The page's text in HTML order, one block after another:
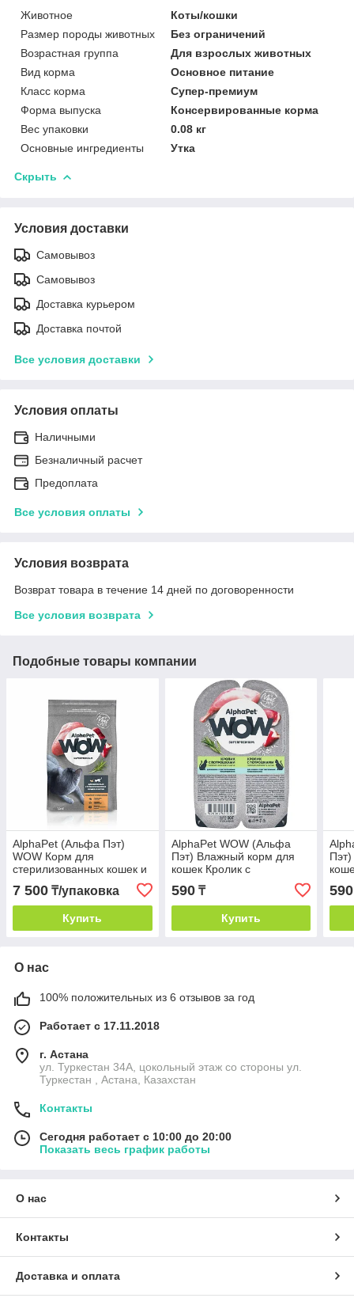
Животное
Коты/кошки
Размер породы животных
Без ограничений
Возрастная группа
Для взрослых животных
Вид корма
Основное питание
Класс корма
Супер-премиум
Форма выпуска
Консервированные корма
Вес упаковки
0.08 кг
Основные ингредиенты
Утка
Скрыть
Условия доставки
Самовывоз
Самовывоз
Доставка курьером
Доставка почтой
Все условия доставки
Условия оплаты
Наличными
Безналичный расчет
Предоплата
Все условия оплаты
Условия возврата
Возврат товара в течение 14 дней по договоренности
Все условия возврата
Подобные товары компании
AlphaPet (Альфа Пэт)
WOW Корм для
стерилизованных кошек и
котов Индейка и
потрошки, 1,5 кг
7 500 ₸/упаковка
Купить
AlphaPet WOW (Альфа
Пэт) Влажный корм для
кошек Кролик с
потрошками, 80 г
590₸
Купить
590
О нас
100% положительных из 6 отзывов за год
Работает с 17.11.2018
г. Астана
ул. Туркестан 34А, цокольный этаж со стороны ул.
Туркестан , Астана, Казахстан
Контакты
Сегодня работает с 10:00 до 20:00
Показать весь график работы
О нас
Контакты
Доставка и оплата